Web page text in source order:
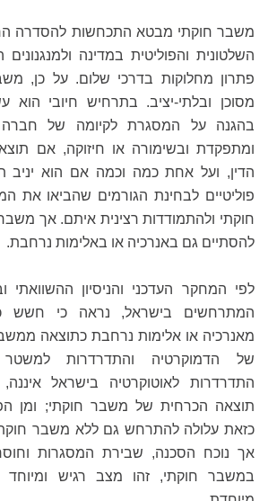
משבר חוקתי מבטא התכחשות להסדרה
השלטונית והפוליטית במדינה
פתרון מחלוקות בדרכי שלום. על כן,
מסוכן ובלתי-יציב. בתרחיש חיובי הוא
בהגנה על המסגרת לקיומה של חברה
ומתפקדת ובשימורה או חיזוקה, אם
הדין, ועל אחת כמה וכמה אם הוא יניב
פוליטיים לבחינת הגורמים שהביאו את
חוקתי ולהתמודדות רצינית איתם. אך
להסתיים גם באנרכיה או באלימות נרחבת.
לפי המחקר העדכני והניסיון ההשוואתי
המתרחשים בישראל, נראה כי חשש
מאנרכיה או אלימות נרחבת כתוצאה
של הדמוקרטיה והתדרדרות למשטר
התדרדרות לאוטוקרטיה בישראל
תוצאה הכרחית של משבר חוקתי; ומן
כזאת עלולה להתרחש גם ללא משבר
אך נוכח הסכנה, שבירת המסגרות
במשבר חוקתי, זהו מצב רגיש